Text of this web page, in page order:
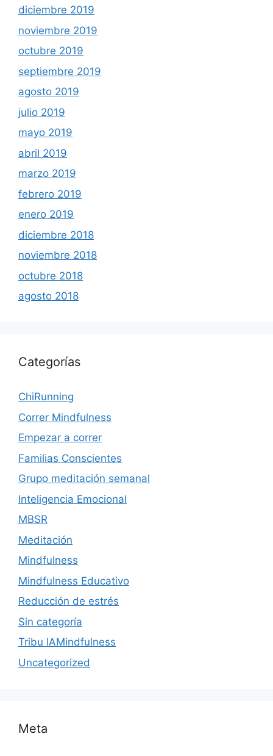
diciembre 2019
noviembre 2019
octubre 2019
septiembre 2019
agosto 2019
julio 2019
mayo 2019
abril 2019
marzo 2019
febrero 2019
enero 2019
diciembre 2018
noviembre 2018
octubre 2018
agosto 2018
Categorías
ChiRunning
Correr Mindfulness
Empezar a correr
Familias Conscientes
Grupo meditación semanal
Inteligencia Emocional
MBSR
Meditación
Mindfulness
Mindfulness Educativo
Reducción de estrés
Sin categoría
Tribu IAMindfulness
Uncategorized
Meta